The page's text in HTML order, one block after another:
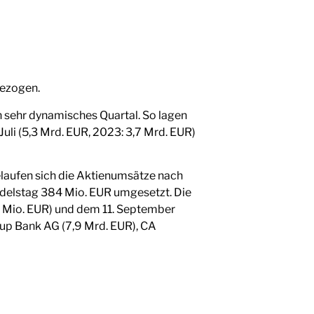
dynamisches Quartal. So lagen
(5,3 Mrd. EUR, 2023: 3,7 Mrd. EUR)
sich die Aktienumsätze nach
384 Mio. EUR umgesetzt. Die
EUR) und dem 11. September
Bank AG (7,9 Mrd. EUR), CA